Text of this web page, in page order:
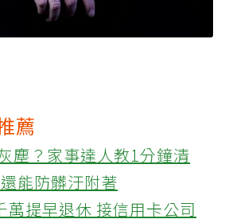
薦
塵？家事達人教1分鐘清
能防髒汙附著
萬提早退休 接信用卡公司